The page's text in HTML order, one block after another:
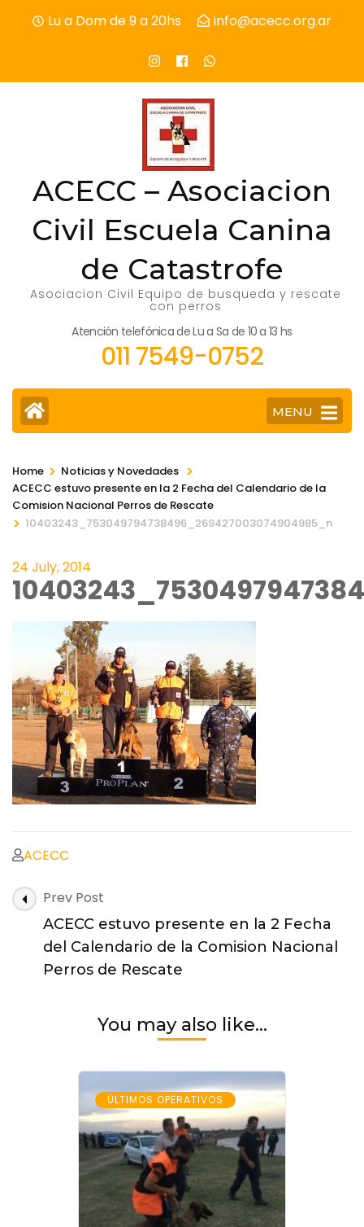
(Press
Lu a Dom de 9 a 20hs info@acecc.org.ar
ACECC – Asociacion
Civil Escuela Canina
de Catastrofe
Asociacion Civil Equipo de busqueda y rescate
con perros
Atención telefónica de Lu a Sa de 10 a 13 hs
011 7549-0752
MENU
Home > Noticias y Novedades >
ACECC estuvo presente en la 2 Fecha del Calendario de la
Comision Nacional Perros de Rescate
> 10403243_753049794738496_269427003074904985_n
24 July, 2014
ACECC
Post
Navigation
Prev Post
ACECC estuvo presente en la 2 Fecha
del Calendario de la Comision Nacional
Perros de Rescate
You may also like...
ÚLTIMOS OPERATIVOS